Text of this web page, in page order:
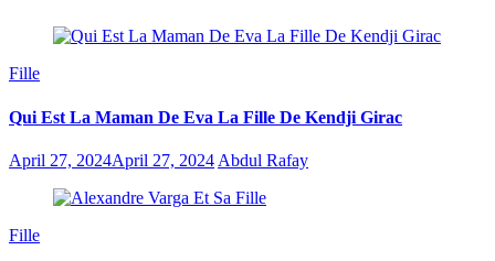
Fille
Qui Est La Maman De Eva La Fille De Kendji Girac
April 27, 2024April 27, 2024 Abdul Rafay
Fille